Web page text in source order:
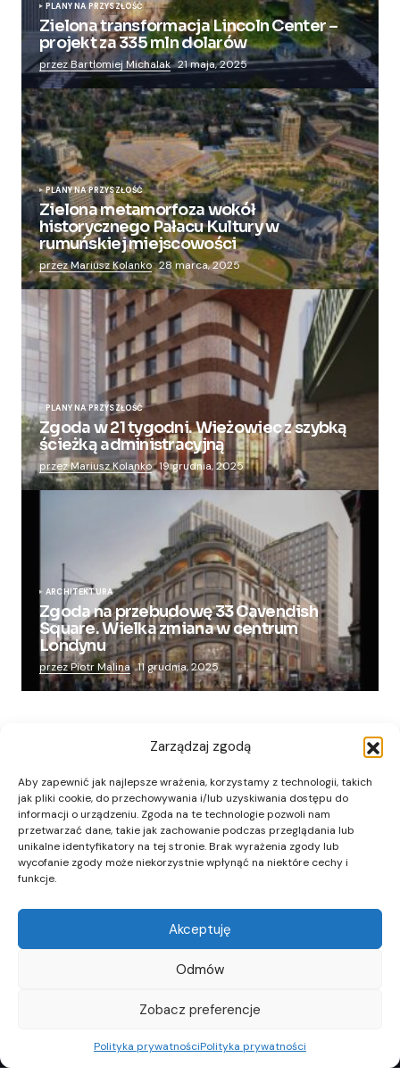
Zarządzaj zgodą
Aby zapewnić jak najlepsze wrażenia, korzystamy z technologii, takich
jak pliki cookie, do przechowywania i/lub uzyskiwania dostępu do
informacji o urządzeniu. Zgoda na te technologie pozwoli nam
przetwarzać dane, takie jak zachowanie podczas przeglądania lub
unikalne identyfikatory na tej stronie. Brak wyrażenia zgody lub
wycofanie zgody może niekorzystnie wpłynąć na niektóre cechy i
funkcje.
Akceptuję
Odmów
Zobacz preferencje
Polityka prywatnościPolityka prywatności
PLANY NA PRZYSZŁOŚĆ
Zielona transformacja Lincoln Center –
projekt za 335 mln dolarów
przez Bartłomiej Michalak 21 maja, 2025
PLANY NA PRZYSZŁOŚĆ
Zielona metamorfoza wokół
historycznego Pałacu Kultury w
rumuńskiej miejscowości
przez Mariusz Kolanko 28 marca, 2025
PLANY NA PRZYSZŁOŚĆ
Zgoda w 21 tygodni. Wieżowiec z szybką
ścieżką administracyjną
przez Mariusz Kolanko 19 grudnia, 2025
ARCHITEKTURA
Zgoda na przebudowę 33 Cavendish
Square. Wielka zmiana w centrum
Londynu
przez Piotr Malina 11 grudnia, 2025